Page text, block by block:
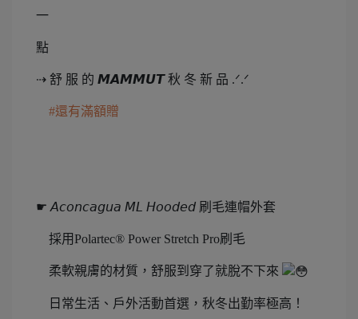
一
點
⇢ 舒 服 的 𝙈𝘼𝙈𝙈𝙐𝙏 秋 冬 新 品 .ᐟ.ᐟ
#還有滿額贈
☛ 𝘈𝘤𝘰𝘯𝘤𝘢𝘨𝘶𝘢 𝘔𝘓 𝘏𝘰𝘰𝘥𝘦𝘥 刷毛連帽外套
採用Polartec® Power Stretch Pro刷毛
柔軟親膚的材質，舒服到穿了就脫不下來
日常生活、戶外活動首選，秋冬出勤率極高！